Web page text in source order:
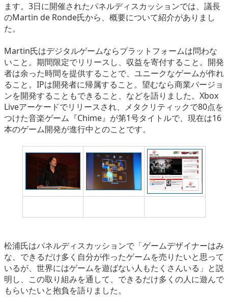
ます。3日に開催されたパネルディスカッションでは、議長
のMartin de Ronde氏から、概要について紹介がありまし
た。
Martin氏はデジタルゲームならプラットフォームは問わな
いこと。期間限定でリリースし、収益を寄付すること。開発
者は余った時間を提供することで、ユニークなゲームが作れ
ること。IPは開発者に帰属すること。望むなら商業バージョ
ンを開発することもできること、などを語りました。Xbox
Liveアーケードでリリースされ、メタクリティックで80点を
つけた音楽ゲーム『Chime』が第1号タイトルで、現在は16
本のゲーム開発が進行中とのことです。
松浦氏はパネルディスカッションで「ゲームデザイナーはみ
な、できるだけ多く自分が作ったゲームを売りたいと思って
いるが、世界にはゲームを遊ばない人もたくさんいる」と説
明し、この取り組みを通して、できるだけ多くの人に遊んで
もらいたいと抱負を語りました。